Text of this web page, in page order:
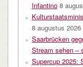
Infantino 8
8 augustus 2026
Saarbrücken
Stream sehen –
Supercup 2025: